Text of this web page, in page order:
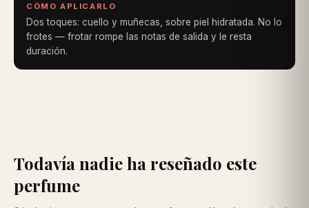
CÓMO APLICARLO
Dos toques: cuello y muñecas, sobre piel hidratada. No lo
frotes — frotar rompe las notas de salida y le resta
duración.
Todavía nadie ha reseñado este
perfume